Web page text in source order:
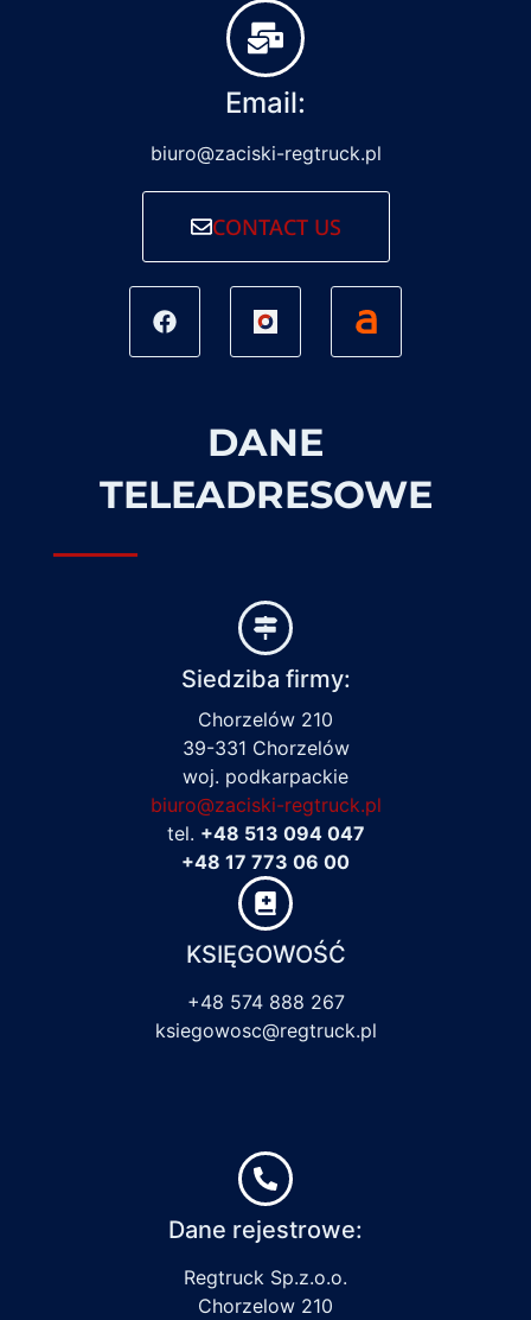
Email:
biuro@zaciski-regtruck.pl
CONTACT US
DANE
TELEADRESOWE
Siedziba firmy:
Chorzelów 210
39-331 Chorzelów
woj. podkarpackie
biuro@zaciski-regtruck.pl
tel. +48 513 094 047
+48 17 773 06 00
KSIĘGOWOŚĆ
+48 574 888 267
ksiegowosc@regtruck.pl
Dane rejestrowe:
Regtruck Sp.z.o.o.
Chorzelow 210